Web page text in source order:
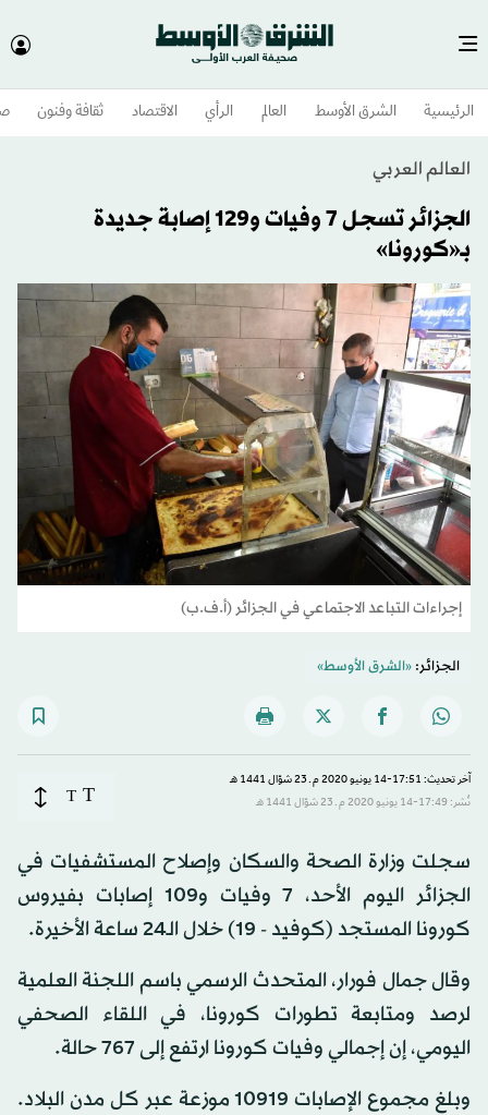
الرئيسية الشرق الأوسط​ العالم الرأي الاقتصاد ثقافة وفنون
العالم العربي
الجزائر تسجل 7 وفيات و129 إصابة جديدة
بـ«كورونا»
إجراءات التباعد الاجتماعي في الجزائر (أ.ف.ب)
الجزائر:«الشرق الأوسط»
آخر تحديث: 17:51-14 يونيو 2020 م ـ 23 شوّال 1441 هـ
نُشر: 17:49-14 يونيو 2020 م ـ 23 شوّال 1441 هـ
T
T
سجلت وزارة الصحة والسكان وإصلاح المستشفيات في
الجزائر اليوم الأحد، 7 وفيات و109 إصابات بفيروس
كورونا المستجد (كوفيد - 19) خلال الـ24 ساعة الأخيرة.
وقال جمال فورار، المتحدث الرسمي باسم اللجنة العلمية
لرصد ومتابعة تطورات كورونا، في اللقاء الصحفي
اليومي، إن إجمالي وفيات كورونا ارتفع إلى 767 حالة.
وبلغ مجموع الإصابات 10919 موزعة عبر كل مدن البلاد.